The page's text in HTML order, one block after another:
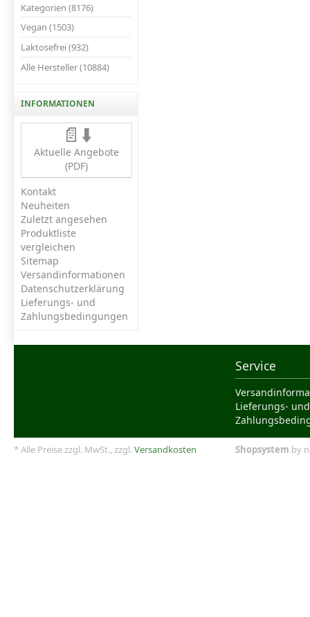
Kategorien (8176)
Vegan (1503)
Laktosefrei (932)
Alle Hersteller (10884)
INFORMATIONEN
📄⬇️
Aktuelle Angebote
(PDF)
Kontakt
Neuheiten
Zuletzt angesehen
Produktliste
vergleichen
Sitemap
Versandinformationen
Datenschutzerklärung
Lieferungs- und
Zahlungsbedingungen
Service
Lieferungs- und
* Alle Preise zzgl. MwSt., zzgl.Versandkosten Shopsystem by